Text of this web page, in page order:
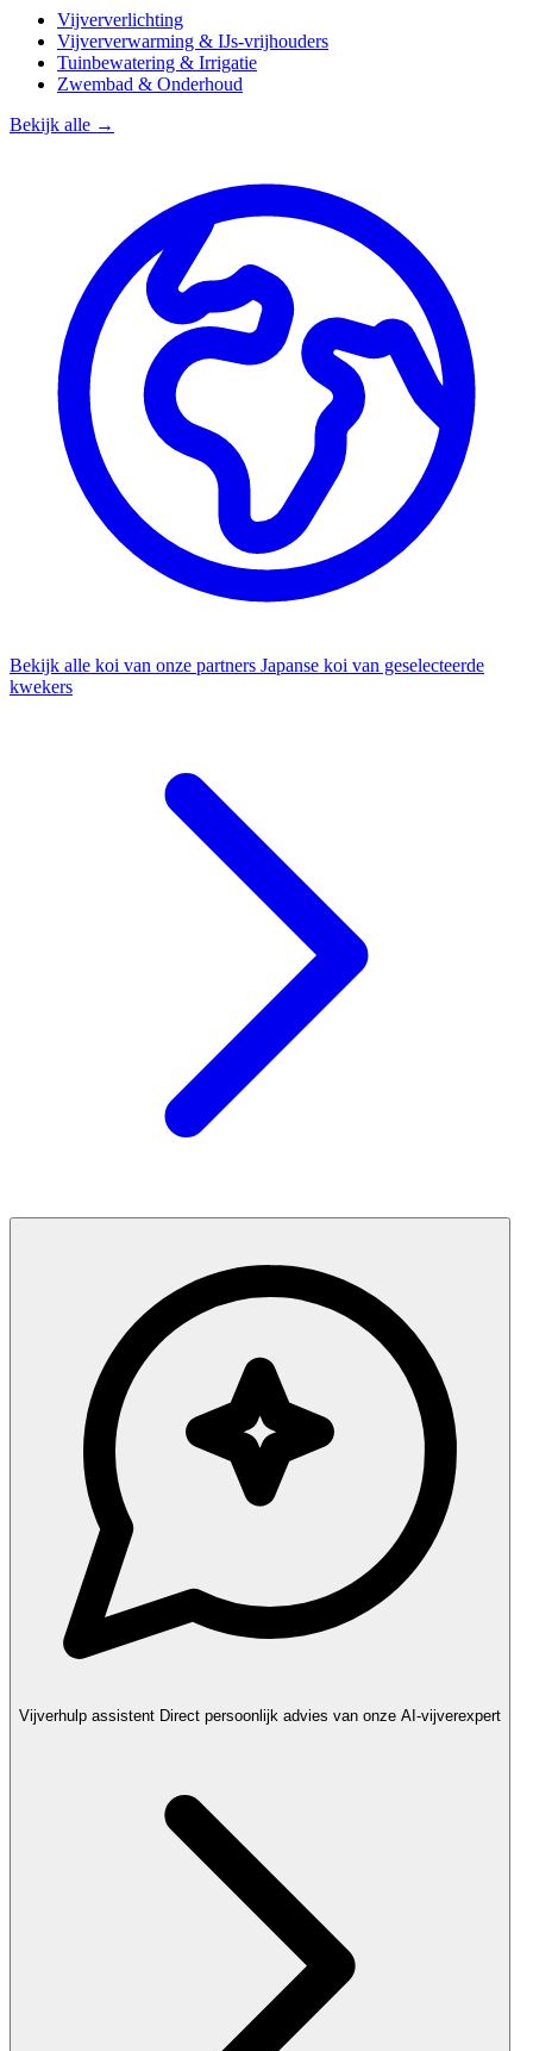
Vijververlichting
Vijververwarming & IJs-vrijhouders
Tuinbewatering & Irrigatie
Zwembad & Onderhoud
Bekijk alle →
Bekijk alle koi van onze partners Japanse koi van geselecteerde
kwekers
Vijverhulp assistent Direct persoonlijk advies van onze AI-vijverexpert